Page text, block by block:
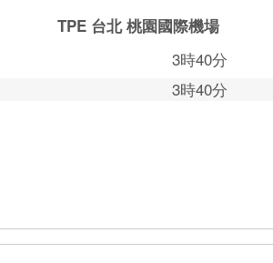
TPE 台北桃園國際機場
3時40分
3時40分